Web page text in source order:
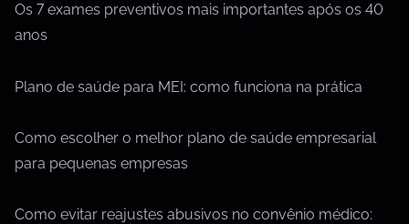
Os 7 exames preventivos mais importantes após os 40
anos
Plano de saúde para MEI: como funciona na prática
Como escolher o melhor plano de saúde empresarial
para pequenas empresas
Como evitar reajustes abusivos no convênio médico: